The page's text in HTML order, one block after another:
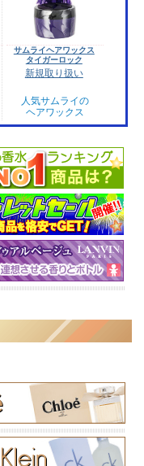
サムライヘアワックス
タイガーロック
新規取り扱い
人気サムライの
ヘアワックス